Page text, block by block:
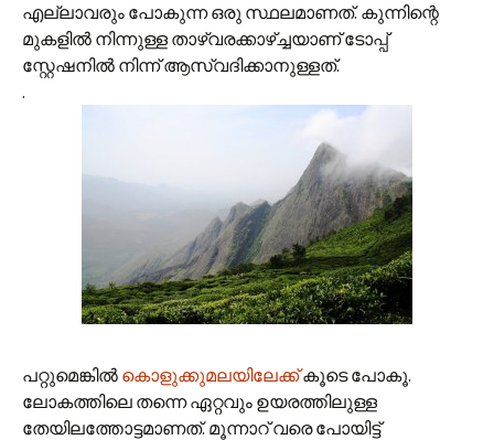
എല്ലാവരും പോകുന്ന ഒരു സ്ഥലമാണത്. കുന്നിന്റെ
മുകളില്‍ നിന്നുള്ള താഴ്‌വരക്കാഴ്ച്ചയാണ് ടോപ്പ്
സ്റ്റേഷനില്‍ നിന്ന്‍ ആസ്വദിക്കാനുള്ളത്.
.
പറ്റുമെങ്കില്‍ കൊളുക്കുമലയിലേക്ക്കൂടെ പോകൂ.
ലോകത്തിലെ തന്നെ ഏറ്റവും ഉയരത്തിലുള്ള
തേയിലത്തോട്ടമാണത്. മൂന്നാറ് വരെ പോയിട്ട്